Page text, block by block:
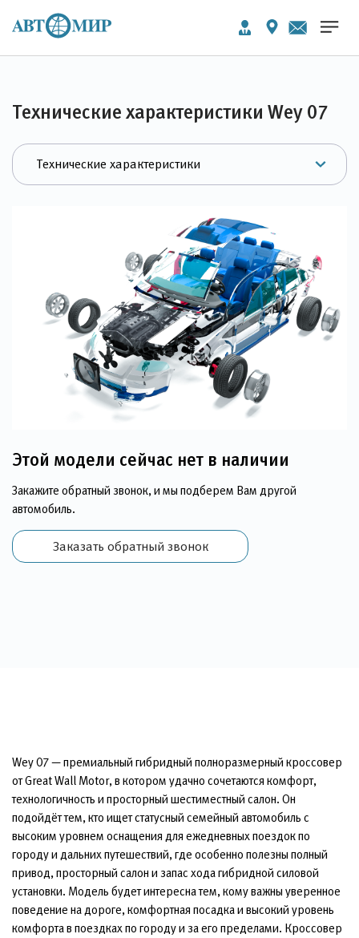
Технические характеристики Wey 07
Этой модели сейчас нет в наличии
Закажите обратный звонок, и мы подберем Вам другой
автомобиль.
Заказать обратный звонок
Wey 07 — премиальный гибридный полноразмерный кроссовер
от Great Wall Motor, в котором удачно сочетаются комфорт,
технологичность и просторный шестиместный салон. Он
подойдёт тем, кто ищет статусный семейный автомобиль с
высоким уровнем оснащения для ежедневных поездок по
городу и дальних путешествий, где особенно полезны полный
привод, просторный салон и запас хода гибридной силовой
установки. Модель будет интересна тем, кому важны уверенное
поведение на дороге, комфортная посадка и высокий уровень
комфорта в поездках по городу и за его пределами. Кроссовер